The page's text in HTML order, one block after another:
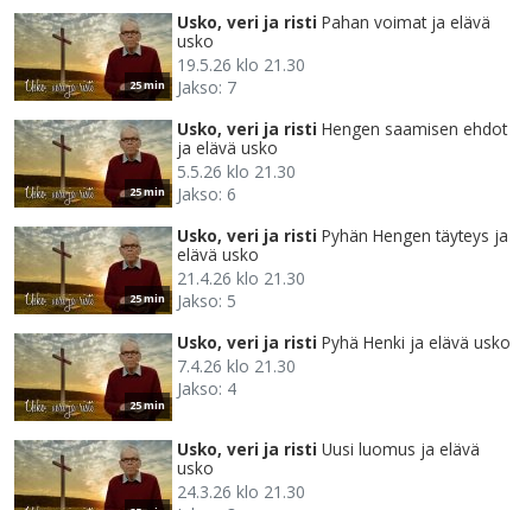
25 min
Usko, veri ja risti Pahan voimat ja elävä
usko
19.5.26 klo 21.30
Jakso: 7
25 min
Usko, veri ja risti Hengen saamisen ehdot
ja elävä usko
5.5.26 klo 21.30
Jakso: 6
25 min
Usko, veri ja risti Pyhän Hengen täyteys ja
elävä usko
21.4.26 klo 21.30
Jakso: 5
25 min
Usko, veri ja risti Pyhä Henki ja elävä usko
7.4.26 klo 21.30
Jakso: 4
Usko, veri ja risti Uusi luomus ja elävä
usko
24.3.26 klo 21.30